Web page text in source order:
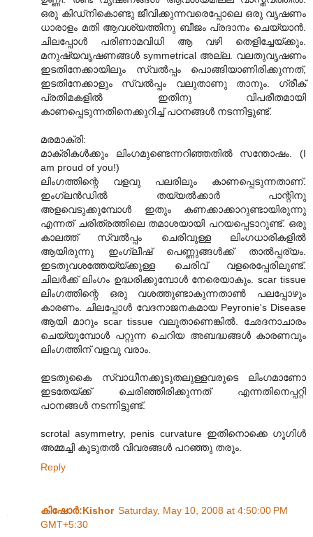
ഒരു കിഡ്നികൊണ്ടു ജീവിക്കുന്നവരെപ്പോലെ ഒരു വൃഷണം
ധാരാളം മതി ആവശ്യത്തിനു ബീജം പ്രദാനം ചെയ്യാന്‍.
ചിലപ്പോള്‍ പരിണാമവിധി ആ വഴി തെളിച്ചേയ്ക്കും.
മനുഷ്യവൃഷണങ്ങള്‍ symmetrical അല്ല. വലതുവൃഷണം
ഇടതിനേക്കായിലും സ്വല്‍പ്പം പൊങ്ങിയാണിരിക്കുന്നത്,
ഇടതിനേക്കാളും സ്വല്‍പ്പം വലുതാണു താനും. ഗ്രീക്
പ്രതിമകളില്‍ ഇതിനു വിപരീതമായി
കാണപ്പെടുന്നതിനെക്കുറിച്ച് പഠനങ്ങള്‍ നടന്നിട്ടുണ്ട്.
മരമാക്രി:
മാക്രികള്‍ക്കും ലിംഗമുണ്ടെന്നറിഞ്ഞതില്‍ സന്തോഷം. (I
am proud of you!)
ലിംഗത്തിന്റെ വളവു പലരിലും കാണപ്പെടുന്നതാണ്.
ഇംഗ്ലന്‍ഡില്‍ തയ്യല്‍ക്കാര്‍ പാന്റിനു
അളവെടുക്കുമ്പോള്‍ ഇതും കണക്കാക്കാറുണ്ടായിരുന്നു
എന്നത് ചരിത്രത്തിലെ തമാശയായി പറയപ്പെടാറുണ്ട്. ഒരു
കാലത്ത് സ്വല്‍പ്പം ചെരിവുള്ള ലിംഗധാരികളില്‍
ആയിരുന്നു ഇംഗ്ലീഷ് പെണ്ണുങ്ങള്‍ക്ക് താല്‍പ്പര്യം.
ഇടതുവശത്തേയ്യ്ക്കുള്ള ചെരിവ് വളരെപ്പേരിലുണ്ട്.
ചിലര്‍ക്ക് ലിംഗം ഉദ്ധരിക്കുമ്പോള്‍ നേരെയാകും. scar tissue
ലിംഗത്തിന്റെ ഒരു വശത്തുണ്ടാകുന്നതാ‍ണ്‍ പലപ്പോഴും
കാരണം. ചിലപ്പോള്‍ വേദനാജനകമായ Peyronie's Disease
ആയി മാറും scar tissue വലുതാണെങ്കില്‍. ഛേദനാചാരം
ചെയ്യുമ്പോള്‍ പറ്റുന്ന ചെറിയ അബദ്ധങ്ങള്‍ കാരണവും
ലിംഗത്തിന് വളവു വരാം.
ഇടതുകൈ സ്വാധീനക്കൂടുതലുള്ളവരുടെ ലിംഗമാണോ
ഇടതേയ്ക്ക് ചെരിഞ്ഞിരിക്കുന്നത് എന്നതിനെപ്പറ്റി
പഠനങ്ങള്‍ നടന്നിട്ടുണ്ട്.
scrotal asymmetry, penis curvature ഇതിനൊക്കെ ഗൂഗിള്‍
അമ്മച്ചി കൂടുതല്‍ വിവരങ്ങള്‍ പറഞ്ഞു തരും.
Reply
കിഷോർ‍:Kishor Saturday, May 10, 2008 at 4:50:00 PM
GMT+5:30